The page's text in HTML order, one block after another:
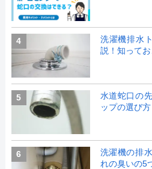
4
洗濯機排水
説！知って
5
水道蛇口の
ップの選び
6
洗濯機の排
れの臭いの5